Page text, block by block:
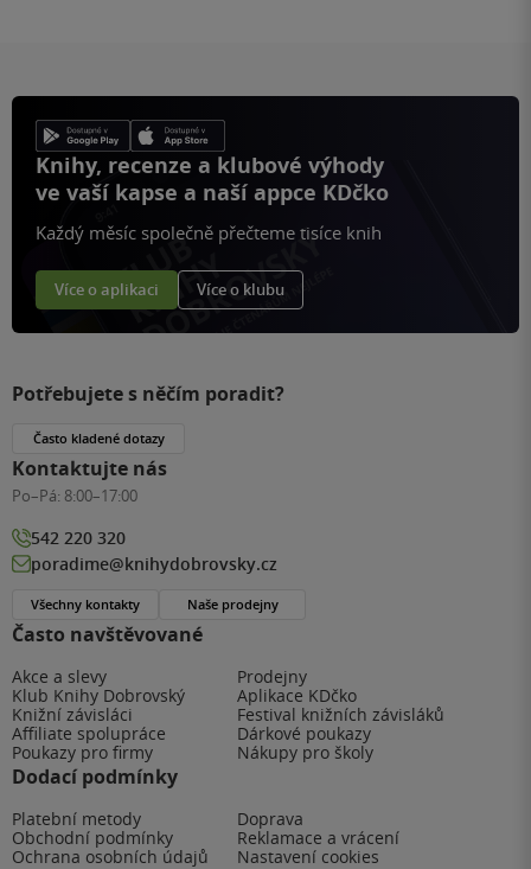
Knihy, recenze a klubové výhody
ve vaší kapse a naší appce KDčko
Každý měsíc společně přečteme tisíce knih
Více o aplikaci Více o klubu
Často navštěvované
Akce a slevy
Prodejny
Klub Knihy Dobrovský
Aplikace KDčko
Knižní závisláci
Festival knižních závisláků
Affiliate spolupráce
Dárkové poukazy
Poukazy pro firmy
Nákupy pro školy
Dodací podmínky
Platební metody
Doprava
Obchodní podmínky
Reklamace a vrácení
Ochrana osobních údajů
Nastavení cookies
Potřebujete s něčím poradit?
Často kladené dotazy
Kontaktujte nás
Po–Pá: 8:00–17:00
542 220 320
poradime@knihydobrovsky.cz
Všechny kontakty Naše prodejny